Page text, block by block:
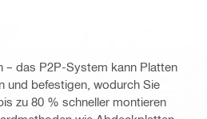
– das P2P-System kann Platten
und befestigen, wodurch Sie
zu 80 % schneller montieren